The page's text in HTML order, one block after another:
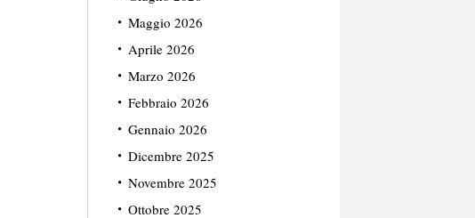
Maggio 2026
Aprile 2026
Marzo 2026
Febbraio 2026
Gennaio 2026
Dicembre 2025
Novembre 2025
Ottobre 2025